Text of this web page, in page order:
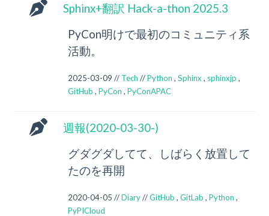
Sphinx+翻訳 Hack-a-thon 2025.3
PyCon明けで最初のコミュニティ系
活動。
2025-03-09 // Tech //Python , Sphinx , sphinxjp ,
GitHub , PyCon , PyConAPAC
週報(2020-03-30-)
グダグダしてて、しばらく放置して
たのを再開
2020-04-05 //Diary//GitHub , GitLab , Python ,
PyPICloud